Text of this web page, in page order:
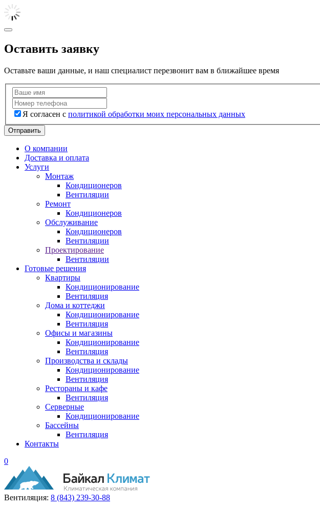
Оставить заявку
Оставьте ваши данные, и наш специалист перезвонит вам в ближайшее время
Я согласен с политикой обработки моих персональных данных
Отправить
О компании
Доставка и оплата
Услуги
Монтаж
Кондиционеров
Вентиляции
Ремонт
Кондиционеров
Обслуживание
Кондиционеров
Вентиляции
Проектирование
Вентиляции
Готовые решения
Квартиры
Кондиционирование
Вентиляция
Дома и коттеджи
Кондиционирование
Вентиляция
Офисы и магазины
Кондиционирование
Вентиляция
Производства и склады
Кондиционирование
Вентиляция
Рестораны и кафе
Вентиляция
Серверные
Кондиционирование
Бассейны
Вентиляция
Контакты
0
Вентиляция: 8 (843) 239-30-88